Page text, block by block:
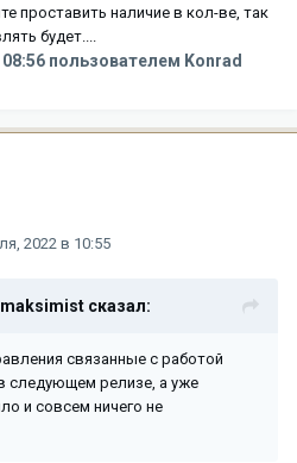
проставить наличие в кол-ве, так
будет....
пользователем Konrad
2022 в 10:55
maksimist сказал:
связанные с работой
следующем релизе, а уже
и совсем ничего не